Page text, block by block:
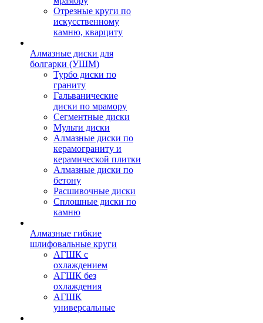
Отрезные круги по
искусственному
камню, кварциту
Алмазные диски для
болгарки (УШМ)
Турбо диски по
граниту
Гальванические
диски по мрамору
Сегментные диски
Мульти диски
Алмазные диски по
керамограниту и
керамической плитки
Алмазные диски по
бетону
Расшивочные диски
Сплошные диски по
камню
Алмазные гибкие
шлифовальные круги
АГШК с
охлаждением
АГШК без
охлаждения
АГШК
универсальные